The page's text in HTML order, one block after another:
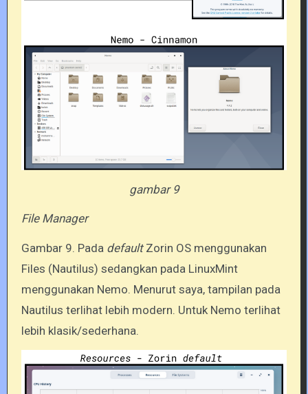
gambar 9
File Manager
Gambar 9. Pada default Zorin OS menggunakan
Files (Nautilus) sedangkan pada LinuxMint
menggunakan Nemo. Menurut saya, tampilan pada
Nautilus terlihat lebih modern. Untuk Nemo terlihat
lebih klasik/sederhana.